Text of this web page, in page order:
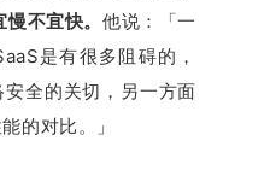
不宜快。 他说：「一
是有很多阻碍的，
全的关切，另一方面
的对比。」